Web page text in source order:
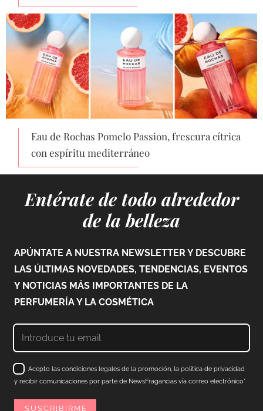
Eau de Rochas Pomelo Passion, frescura cítrica
con espíritu mediterráneo
Entérate de todo alrededor
de la belleza
APÚNTATE A NUESTRA NEWSLETTER Y DESCUBRE
LAS ÚLTIMAS NOVEDADES, TENDENCIAS, EVENTOS
Y NOTICIAS MÁS IMPORTANTES DE LA
PERFUMERÍA Y LA COSMÉTICA
Acepto las condiciones legales de la promoción, la política de privacidad
y recibir comunicaciones por parte de NewsFragancias vía correo electrónico*